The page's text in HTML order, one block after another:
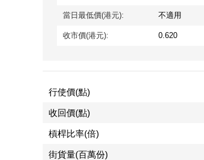
當日最低價(港元): 不適用
收市價(港元): 0.620
行使價(點)
收回價(點)
槓桿比率(倍)
街貨量(百萬份)